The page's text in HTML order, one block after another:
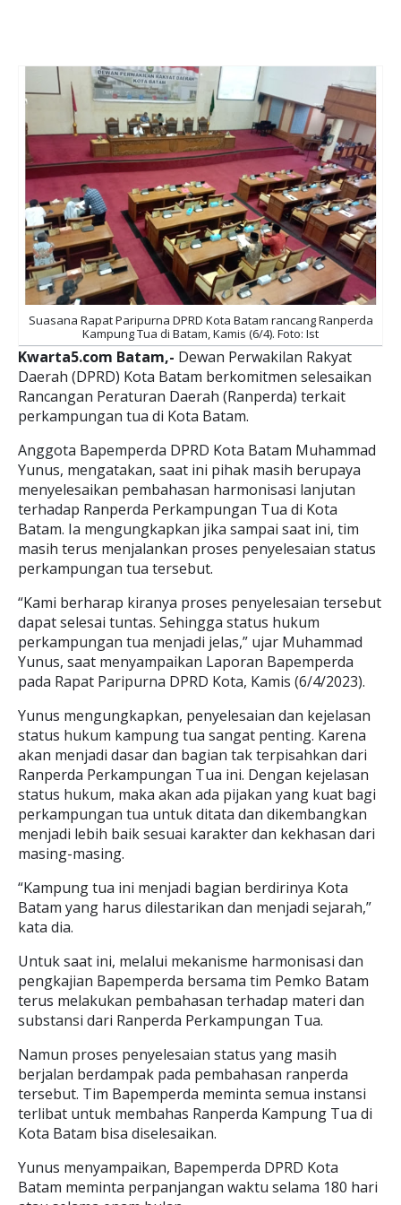
Suasana Rapat Paripurna DPRD Kota Batam rancang Ranperda
Kampung Tua di Batam, Kamis (6/4). Foto: Ist
Kwarta5.com Batam,- Dewan Perwakilan Rakyat
Daerah (DPRD) Kota Batam berkomitmen selesaikan
Rancangan Peraturan Daerah (Ranperda) terkait
perkampungan tua di Kota Batam.
Anggota Bapemperda DPRD Kota Batam Muhammad
Yunus, mengatakan, saat ini pihak masih berupaya
menyelesaikan pembahasan harmonisasi lanjutan
terhadap Ranperda Perkampungan Tua di Kota
Batam. Ia mengungkapkan jika sampai saat ini, tim
masih terus menjalankan proses penyelesaian status
perkampungan tua tersebut.
“Kami berharap kiranya proses penyelesaian tersebut
dapat selesai tuntas. Sehingga status hukum
perkampungan tua menjadi jelas,” ujar Muhammad
Yunus, saat menyampaikan Laporan Bapemperda
pada Rapat Paripurna DPRD Kota, Kamis (6/4/2023).
Yunus mengungkapkan, penyelesaian dan kejelasan
status hukum kampung tua sangat penting. Karena
akan menjadi dasar dan bagian tak terpisahkan dari
Ranperda Perkampungan Tua ini. Dengan kejelasan
status hukum, maka akan ada pijakan yang kuat bagi
perkampungan tua untuk ditata dan dikembangkan
menjadi lebih baik sesuai karakter dan kekhasan dari
masing-masing.
“Kampung tua ini menjadi bagian berdirinya Kota
Batam yang harus dilestarikan dan menjadi sejarah,”
kata dia.
Untuk saat ini, melalui mekanisme harmonisasi dan
pengkajian Bapemperda bersama tim Pemko Batam
terus melakukan pembahasan terhadap materi dan
substansi dari Ranperda Perkampungan Tua.
Namun proses penyelesaian status yang masih
berjalan berdampak pada pembahasan ranperda
tersebut. Tim Bapemperda meminta semua instansi
terlibat untuk membahas Ranperda Kampung Tua di
Kota Batam bisa diselesaikan.
Yunus menyampaikan, Bapemperda DPRD Kota
Batam meminta perpanjangan waktu selama 180 hari